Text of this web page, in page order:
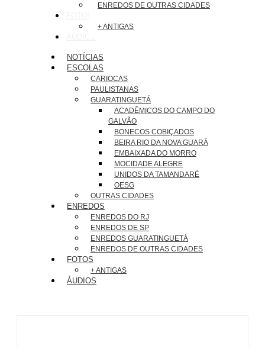
ENREDOS DE OUTRAS CIDADES
+ ANTIGAS
NOTÍCIAS
ESCOLAS
CARIOCAS
PAULISTANAS
GUARATINGUETÁ
ACADÊMICOS DO CAMPO DO
GALVÃO
BONECOS COBIÇADOS
BEIRA RIO DA NOVA GUARÁ
EMBAIXADA DO MORRO
MOCIDADE ALEGRE
UNIDOS DA TAMANDARÉ
OESG
OUTRAS CIDADES
ENREDOS
ENREDOS DO RJ
ENREDOS DE SP
ENREDOS GUARATINGUETÁ
ENREDOS DE OUTRAS CIDADES
FOTOS
+ ANTIGAS
ÁUDIOS